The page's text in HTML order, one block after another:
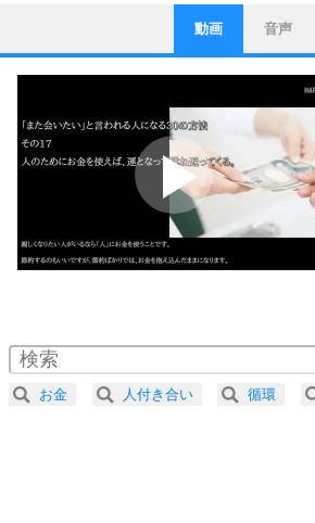
1
ストレス対策
他人と比べない。
いっそのこと、他人を
いらいらしない人になる30の
プラス思考
ポジティブになれない
ポジティブ思考になる30の方法
ストレス対策
人生、なんとかなるも
気楽に生きる30の方法
4 器の大きい人は、怒り
動画 音声
2.0倍速 （562KB 2分23秒）
2.5倍速 （450KB 1分54秒）
3.0倍速 （375KB 1分35秒）
お金 人付き合い 循環